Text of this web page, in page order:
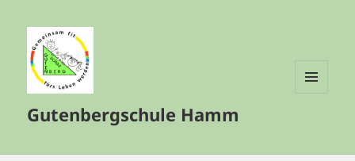
Gutenbergschule Hamm